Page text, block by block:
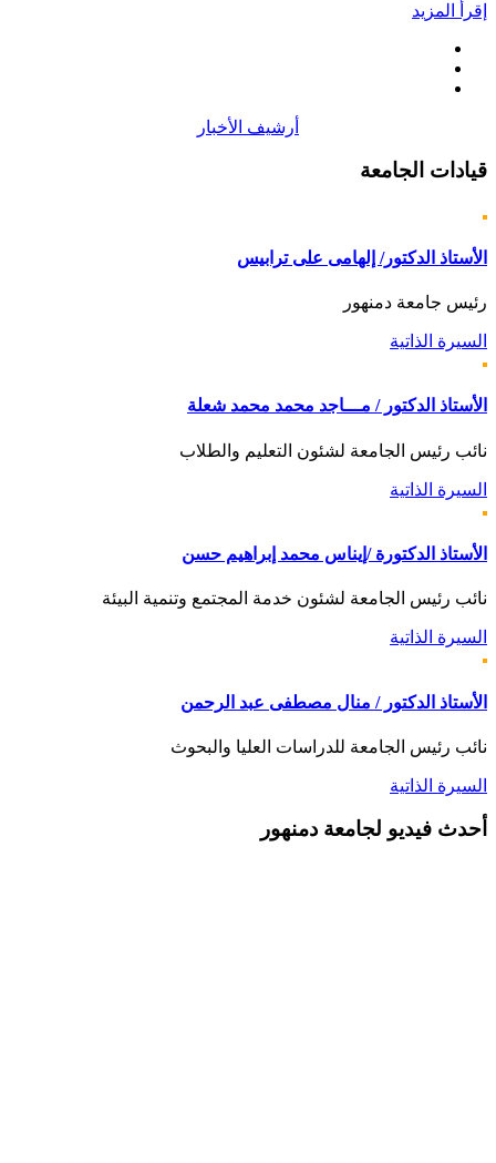
إقرأ المزيد
أرشيف الأخبار
قيادات الجامعة
الأستاذ الدكتور/ إلهامى على ترابيس
رئيس جامعة دمنهور
السيرة الذاتية
الأستاذ الدكتور / مـــاجد محمد محمد شعلة
نائب رئيس الجامعة لشئون التعليم والطلاب
السيرة الذاتية
الأستاذ الدكتورة /إيناس محمد إبراهيم حسن
نائب رئيس الجامعة لشئون خدمة المجتمع وتنمية البيئة
السيرة الذاتية
الأستاذ الدكتور / منال مصطفى عبد الرحمن
نائب رئيس الجامعة للدراسات العليا والبحوث
السيرة الذاتية
أحدث فيديو لجامعة دمنهور